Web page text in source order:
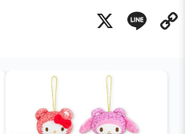
ね
X